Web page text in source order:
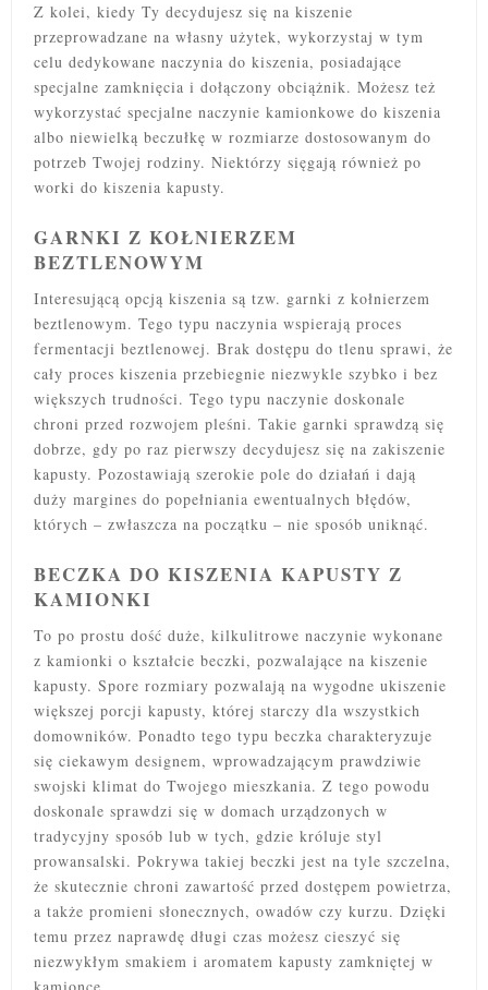
Z kolei, kiedy Ty decydujesz się na kiszenie
przeprowadzane na własny użytek, wykorzystaj w tym
celu dedykowane naczynia do kiszenia, posiadające
specjalne zamknięcia i dołączony obciążnik. Możesz też
wykorzystać specjalne naczynie kamionkowe do kiszenia
albo niewielką beczułkę w rozmiarze dostosowanym do
potrzeb Twojej rodziny. Niektórzy sięgają również po
worki do kiszenia kapusty.
GARNKI Z KOŁNIERZEM
BEZTLENOWYM
Interesującą opcją kiszenia są tzw. garnki z kołnierzem
beztlenowym. Tego typu naczynia wspierają proces
fermentacji beztlenowej. Brak dostępu do tlenu sprawi, że
cały proces kiszenia przebiegnie niezwykle szybko i bez
większych trudności. Tego typu naczynie doskonale
chroni przed rozwojem pleśni. Takie garnki sprawdzą się
dobrze, gdy po raz pierwszy decydujesz się na zakiszenie
kapusty. Pozostawiają szerokie pole do działań i dają
duży margines do popełniania ewentualnych błędów,
których – zwłaszcza na początku – nie sposób uniknąć.
BECZKA DO KISZENIA KAPUSTY Z
KAMIONKI
To po prostu dość duże, kilkulitrowe naczynie wykonane
z kamionki o kształcie beczki, pozwalające na kiszenie
kapusty. Spore rozmiary pozwalają na wygodne ukiszenie
większej porcji kapusty, której starczy dla wszystkich
domowników. Ponadto tego typu beczka charakteryzuje
się ciekawym designem, wprowadzającym prawdziwie
swojski klimat do Twojego mieszkania. Z tego powodu
doskonale sprawdzi się w domach urządzonych w
tradycyjny sposób lub w tych, gdzie króluje styl
prowansalski. Pokrywa takiej beczki jest na tyle szczelna,
że skutecznie chroni zawartość przed dostępem powietrza,
a także promieni słonecznych, owadów czy kurzu. Dzięki
temu przez naprawdę długi czas możesz cieszyć się
niezwykłym smakiem i aromatem kapusty zamkniętej w